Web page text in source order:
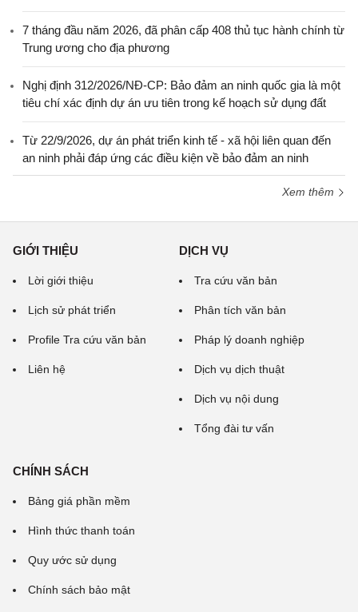
7 tháng đầu năm 2026, đã phân cấp 408 thủ tục hành chính từ
Trung ương cho địa phương
Nghị định 312/2026/NĐ-CP: Bảo đảm an ninh quốc gia là một
tiêu chí xác định dự án ưu tiên trong kế hoạch sử dụng đất
Từ 22/9/2026, dự án phát triển kinh tế - xã hội liên quan đến
an ninh phải đáp ứng các điều kiện về bảo đảm an ninh
Xem thêm
GIỚI THIỆU
Lời giới thiệu
Lịch sử phát triển
Profile Tra cứu văn bản
Liên hệ
DỊCH VỤ
Tra cứu văn bản
Phân tích văn bản
Pháp lý doanh nghiệp
Dịch vụ dịch thuật
Dịch vụ nội dung
Tổng đài tư vấn
CHÍNH SÁCH
Bảng giá phần mềm
Hình thức thanh toán
Quy ước sử dụng
Chính sách bảo mật